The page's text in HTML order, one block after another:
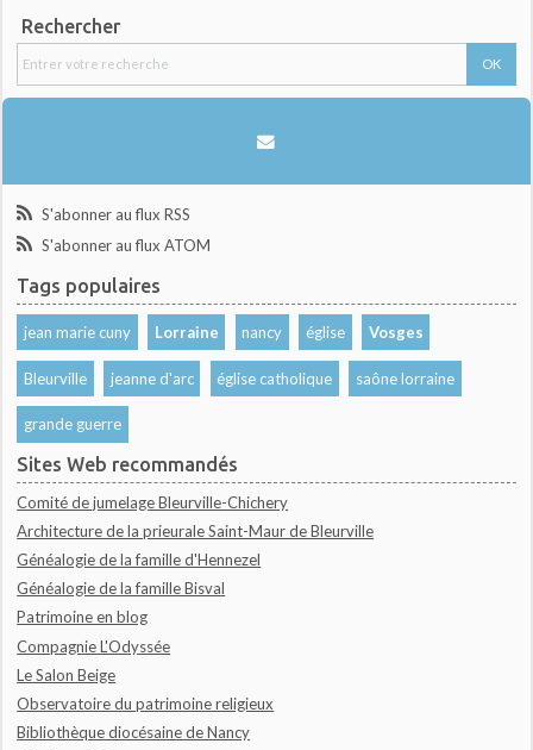
Rechercher
S'abonner au flux RSS
S'abonner au flux ATOM
Tags populaires
jean marie cuny Lorraine nancy église Vosges
Bleurville jeanne d'arc église catholique saône lorraine
grande guerre
Sites Web recommandés
Comité de jumelage Bleurville-Chichery
Architecture de la prieurale Saint-Maur de Bleurville
Généalogie de la famille d'Hennezel
Généalogie de la famille Bisval
Patrimoine en blog
Compagnie L'Odyssée
Le Salon Beige
Observatoire du patrimoine religieux
Bibliothèque diocésaine de Nancy